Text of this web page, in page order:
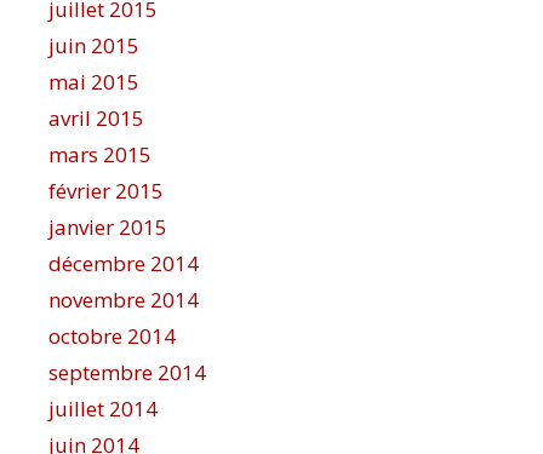
juillet 2015
juin 2015
mai 2015
avril 2015
mars 2015
février 2015
janvier 2015
décembre 2014
novembre 2014
octobre 2014
septembre 2014
juillet 2014
juin 2014